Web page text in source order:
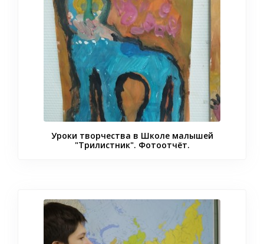
Уроки творчества в Школе малышей
"Трилистник". Фотоотчёт.